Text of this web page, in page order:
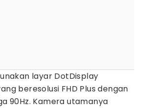
layar DotDisplay
beresolusi FHD Plus dengan
90Hz. Kamera utamanya